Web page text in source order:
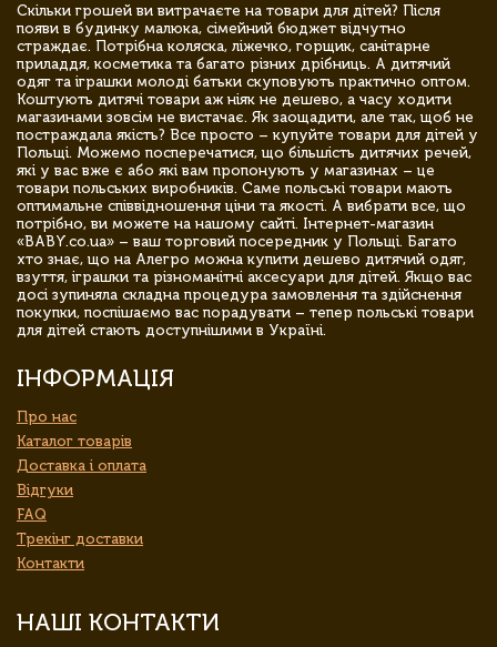
Скільки грошей ви витрачаєте на товари для дітей? Після
появи в будинку малюка, сімейний бюджет відчутно
страждає. Потрібна коляска, ліжечко, горщик, санітарне
приладдя, косметика та багато різних дрібниць. А дитячий
одяг та іграшки молоді батьки скуповують практично оптом.
Коштують дитячі товари аж ніяк не дешево, а часу ходити
магазинами зовсім не вистачає. Як заощадити, але так, щоб не
постраждала якість? Все просто – купуйте товари для дітей у
Польщі. Можемо посперечатися, що більшість дитячих речей,
які у вас вже є або які вам пропонують у магазинах – це
товари польських виробників. Саме польські товари мають
оптимальне співвідношення ціни та якості. А вибрати все, що
потрібно, ви можете на нашому сайті. Інтернет-магазин
«BABY.co.ua» – ваш торговий посередник у Польщі. Багато
хто знає, що на Алегро можна купити дешево дитячий одяг,
взуття, іграшки та різноманітні аксесуари для дітей. Якщо вас
досі зупиняла складна процедура замовлення та здійснення
покупки, поспішаємо вас порадувати – тепер польські товари
для дітей стають доступнішими в Україні.
ІНФОРМАЦІЯ
Про нас
Каталог товарів
Доставка і оплата
Відгуки
FAQ
Трекінг доставки
Контакти
НАШІ КОНТАКТИ